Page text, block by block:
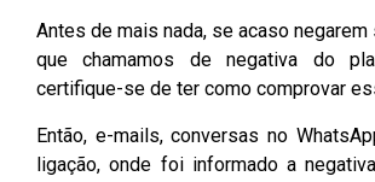
Antes de mais nada, se acaso
que chamamos de negativa do
certifique-se de ter como comprovar
Então, e-mails, conversas no
ligação, onde foi informado a